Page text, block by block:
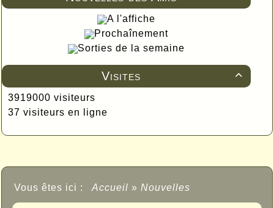
A l'affiche
Prochaînement
Sorties de la semaine

Visites
3919000 visiteurs
37 visiteurs en ligne
Vous êtes ici : Accueil » Nouvelles